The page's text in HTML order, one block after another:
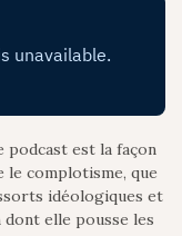
podcast est la façon
complotisme, que
idéologiques et
dont elle pousse les